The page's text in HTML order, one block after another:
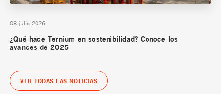
08 julio 2026
¿Qué hace Ternium en sostenibilidad? Conoce los
avances de 2025
VER TODAS LAS NOTICIAS